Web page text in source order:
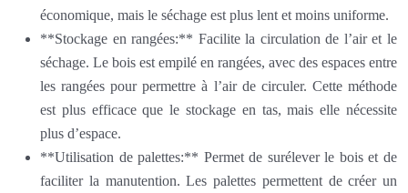
économique, mais le séchage est plus lent et moins uniforme.
**Stockage en rangées:** Facilite la circulation de l’air et le
séchage. Le bois est empilé en rangées, avec des espaces entre
les rangées pour permettre à l’air de circuler. Cette méthode
est plus efficace que le stockage en tas, mais elle nécessite
plus d’espace.
**Utilisation de palettes:** Permet de surélever le bois et de
faciliter la manutention. Les palettes permettent de créer un